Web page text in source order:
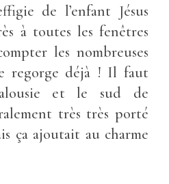
de l’enfant Jésus
à toutes les fenêtres
les nombreuses
regorge déjà ! Il faut
et le sud de
très très porté
ça ajoutait au charme